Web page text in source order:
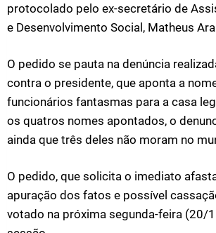
protocolado pelo ex-secretário de
e Desenvolvimento Social, Matheus
O pedido se pauta na denúncia
contra o presidente, que aponta a
funcionários fantasmas para a casa
os quatros nomes apontados, o
ainda que três deles não moram no
O pedido, que solicita o imediato
apuração dos fatos e possível
votado na próxima segunda-feira (20/